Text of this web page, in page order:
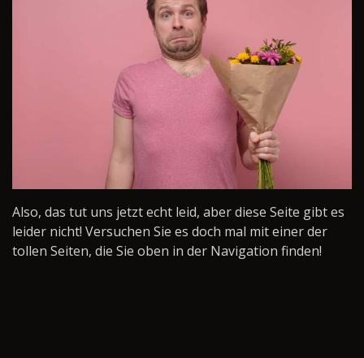
Also, das tut uns jetzt echt leid, aber diese Seite gibt es
leider nicht! Versuchen Sie es doch mal mit einer der
tollen Seiten, die Sie oben in der Navigation finden!